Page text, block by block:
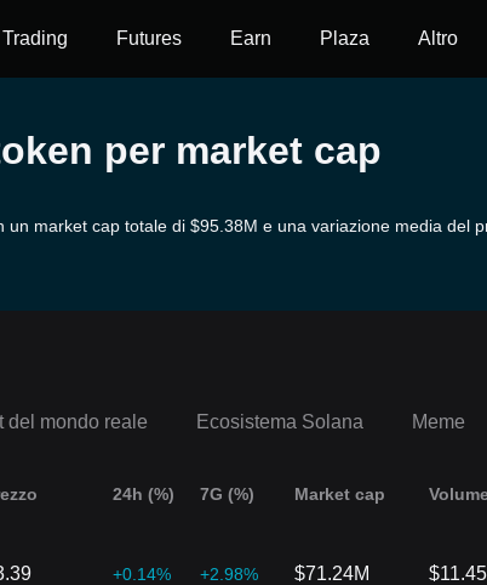
Trading Futures Earn Plaza Altro
per market cap
market cap totale di $95.38M e una variazione media del
del mondo reale Ecosistema Solana Meme
24h (%) 7G (%) Market cap
+0.14% +2.98% $71.24M